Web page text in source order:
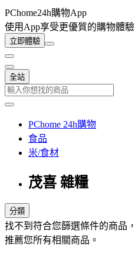
PChome24h購物App
使用App享受更優質的購物體驗
立即體驗
全站
PChome 24h購物
食品
米/食材
茂喜 雜糧
分類
找不到符合您篩選條件的商品，
推薦您所有相關商品。